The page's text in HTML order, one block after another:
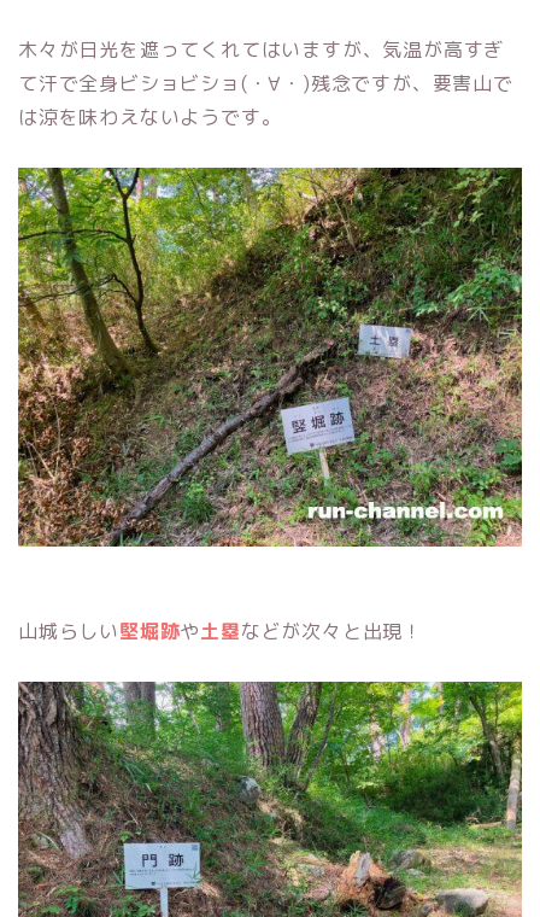
木々が日光を遮ってくれてはいますが、気温が高すぎ
て汗で全身ビショビショ(・∀・)残念ですが、要害山で
は涼を味わえないようです。
山城らしい堅堀跡や土塁などが次々と出現！